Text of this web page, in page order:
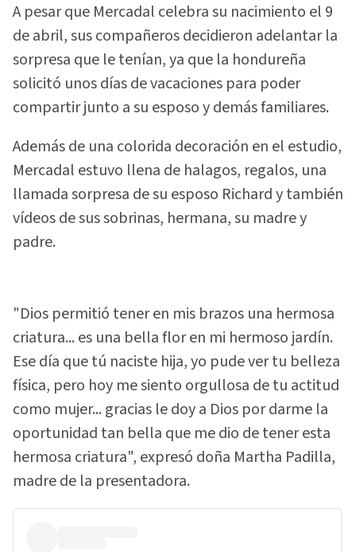
A pesar que Mercadal celebra su nacimiento el 9
de abril, sus compañeros decidieron adelantar la
sorpresa que le tenían, ya que la hondureña
solicitó unos días de vacaciones para poder
compartir junto a su esposo y demás familiares.
Además de una colorida decoración en el estudio,
Mercadal estuvo llena de halagos, regalos, una
llamada sorpresa de su esposo Richard y también
vídeos de sus sobrinas, hermana, su madre y
padre.
"Dios permitió tener en mis brazos una hermosa
criatura... es una bella flor en mi hermoso jardín.
Ese día que tú naciste hija, yo pude ver tu belleza
física, pero hoy me siento orgullosa de tu actitud
como mujer... gracias le doy a Dios por darme la
oportunidad tan bella que me dio de tener esta
hermosa criatura", expresó doña Martha Padilla,
madre de la presentadora.